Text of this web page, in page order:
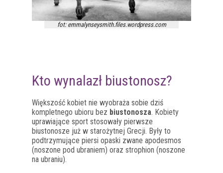
fot: emmalynseysmith.files.wordpress.com
Kto wynalazł biustonosz?
Większość kobiet nie wyobraża sobie dziś
kompletnego ubioru bez biustonosza. Kobiety
uprawiające sport stosowały pierwsze
biustonosze już w starożytnej Grecji. Były to
podtrzymujące piersi opaski zwane apodesmos
(noszone pod ubraniem) oraz strophion (noszone
na ubraniu).